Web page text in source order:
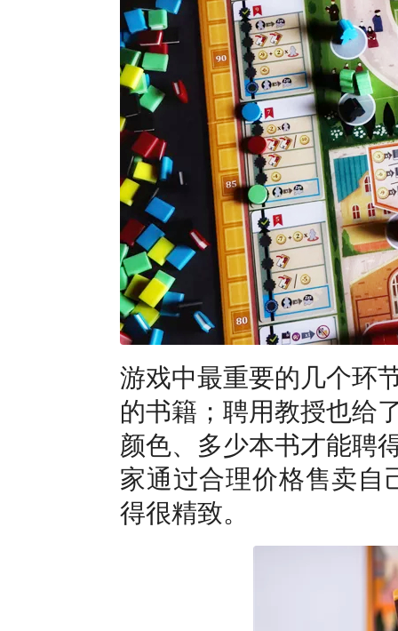
游戏中最重要的几个环
的书籍；聘用教授也给
颜色、多少本书才能聘
家通过合理价格售卖自
得很精致。